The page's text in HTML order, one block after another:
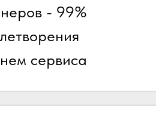
- 99%
сервиса